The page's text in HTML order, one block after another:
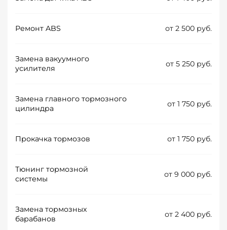
Ремонт ABS от 2 500 руб.
Замена вакуумного
усилителя
от 5 250 руб.
Замена главного тормозного
цилиндра
от 1 750 руб.
Прокачка тормозов от 1 750 руб.
Тюнинг тормозной
системы
от 9 000 руб.
Замена тормозных
барабанов
от 2 400 руб.